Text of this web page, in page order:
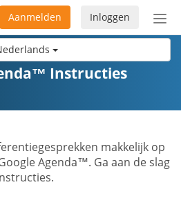
Inloggen
Aanmelden
Instructies
makkelijk op
Agenda™. Ga aan de slag